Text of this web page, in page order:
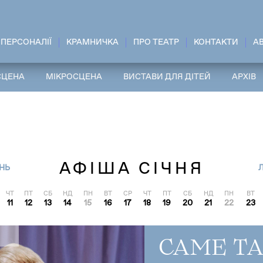
ПЕРСОНАЛІЇ КРАМНИЧКА ПРО ТЕАТР КОНТАКТИ
МІКРОСЦЕНА ВИСТАВИ ДЛЯ ДІТЕЙ АРХІВ
АФІША СІЧНЯ
ЧТ
11
ПТ
12
СБ
13
НД
14
ПН
15
ВТ
16
СР
17
ЧТ
18
ПТ
19
СБ
20
НД
21
ПН
22
ВТ
23
САМЕ